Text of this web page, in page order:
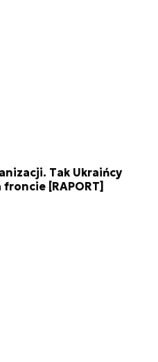
Tak Ukraińcy
[RAPORT]